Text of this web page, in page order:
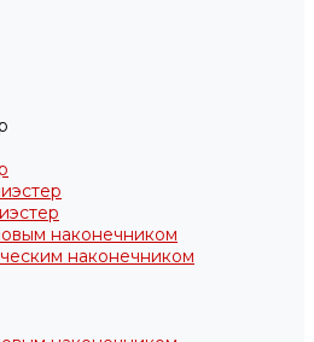
наконечником
наконечником